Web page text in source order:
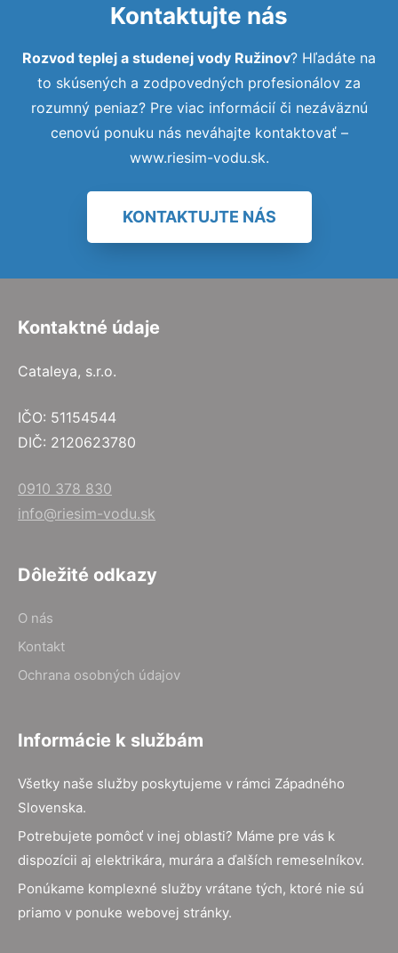
Kontaktujte nás
Rozvod teplej a studenej vody Ružinov? Hľadáte na
to skúsených a zodpovedných profesionálov za
rozumný peniaz? Pre viac informácií či nezáväznú
cenovú ponuku nás neváhajte kontaktovať –
www.riesim-vodu.sk.
KONTAKTUJTE NÁS
Kontaktné údaje
Cataleya, s.r.o.
IČO: 51154544
DIČ: 2120623780
0910 378 830
info@riesim-vodu.sk
Dôležité odkazy
O nás
Kontakt
Ochrana osobných údajov
Informácie k službám
Všetky naše služby poskytujeme v rámci Západného
Slovenska.
Potrebujete pomôcť v inej oblasti? Máme pre vás k
dispozícii aj elektrikára, murára a ďalších remeselníkov.
Ponúkame komplexné služby vrátane tých, ktoré nie sú
priamo v ponuke webovej stránky.